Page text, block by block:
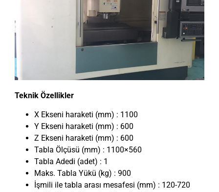
Teknik Özellikler
X Ekseni haraketi (mm) : 1100
Y Ekseni haraketi (mm) : 600
Z Ekseni haraketi (mm) : 600
Tabla Ölçüsü (mm) : 1100×560
Tabla Adedi (adet) : 1
Maks. Tabla Yükü (kg) : 900
İşmili ile tabla arası mesafesi (mm) : 120-720